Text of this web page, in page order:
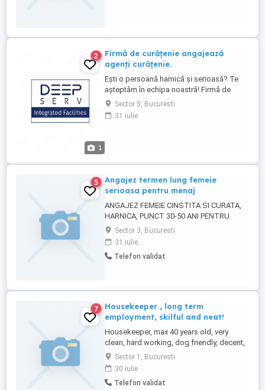
1
2
Firmă de curățenie angajează
agenți curățenie.
Ești o persoană harnică și serioasă? Te
așteptăm în echipa noastră! Firmă de
curățenie angajează agenți curățenie
pentru un centru comercial din București
(Mall Colosseum, zona Chitila). Ce îți
Sector 5, Bucuresti
31 iulie
5
Angajez termen lung femeie
serioasa pentru menaj
ANGAJEZ FEMEIE CINSTITA SI CURATA,
HARNICA, PUNCT 30-50 ANI PENTRU
MENAJ USOR, CUMPARATURI, GATIT PE
PERIOADA LUNGA. ROG MAXIMA
SERIOZITATE SUNATI ALEXANDRU
Sector 3, Bucuresti
31 iulie
Telefon validat
7
Housekeeper , long term
employment, skilful and neat!
Housekeeper, max 40 years old, very
clean, hard working, dog friendly, decent,
high cleaning command, for long time
employment, in Bucharest, Bucuresti Noi
area, serios and very clean, 8h day, from
Monday to Friday, sometimes during
Sector 1, Bucuresti
30 iulie
Telefon validat